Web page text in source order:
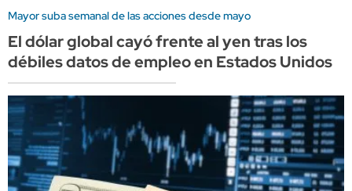
Mayor suba semanal de las acciones desde mayo
El dólar global cayó frente al yen tras los
débiles datos de empleo en Estados Unidos